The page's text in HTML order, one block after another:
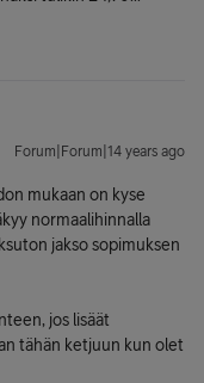
Forum|Forum|14 years ago
mukaan on kyse
normaalihinnalla
jakso sopimuksen
jos lisäät
tähän ketjuun kun olet